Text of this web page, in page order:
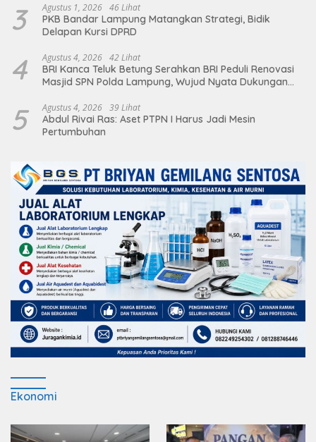
3 Agustus 1, 2026 46 Lihat
PKB Bandar Lampung Matangkan Strategi, Bidik
Delapan Kursi DPRD
4 Agustus 4, 2026 42 Lihat
BRI Kanca Teluk Betung Serahkan BRI Peduli Renovasi
Masjid SPN Polda Lampung, Wujud Nyata Dukungan
5 Agustus 4, 2026 39 Lihat
Abdul Rivai Ras: Aset PTPN I Harus Jadi Mesin
Pertumbuhan
Ekonomi